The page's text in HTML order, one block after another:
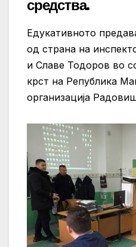
средства.
Едукативното
од страна на
и Славе Тодоров во
крст на Република
организација